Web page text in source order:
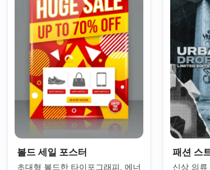
볼드 세일 포스터
초대형 볼드한 타이포그래피, 에너
패션 스
신상 의